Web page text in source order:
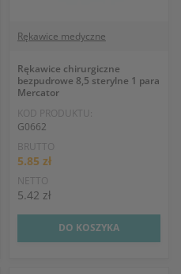
Rękawice medyczne
Rękawice chirurgiczne
bezpudrowe 8,5 sterylne 1 para
Mercator
KOD PRODUKTU:
G0662
BRUTTO
5.85 zł
NETTO
5.42 zł
DO KOSZYKA